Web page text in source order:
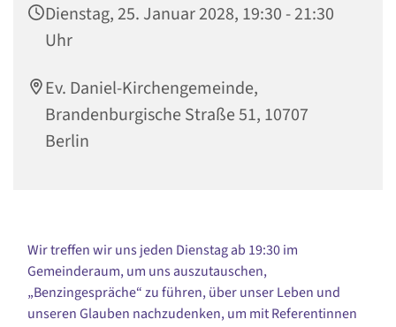
Dienstag, 25. Januar 2028, 19:30 - 21:30
Uhr
Ev. Daniel-Kirchengemeinde,
Brandenburgische Straße 51, 10707
Berlin
Wir treffen wir uns jeden Dienstag ab 19:30 im
Gemeinderaum, um uns auszutauschen,
„Benzingespräche“ zu führen, über unser Leben und
unseren Glauben nachzudenken, um mit Referentinnen